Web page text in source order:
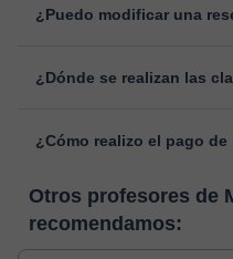
antes de la clase, indicando
¿Puedo modificar una
cambiar la hora o el día de
¿Dónde se realizan las
desarrollada para el ámbito
pizarra virtual o el editor de
enlace puedes ver una demo
virtual
¿Cómo realizo el pago de
horas, podrás realizar el
Tienes dos opciones para
- Tarjeta de crédito.
Otros profesores de
recomendamos: